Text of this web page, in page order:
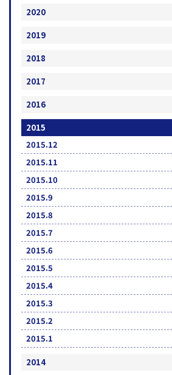
2020
2019
2018
2017
2016
2015
2015.12
2015.11
2015.10
2015.9
2015.8
2015.7
2015.6
2015.5
2015.4
2015.3
2015.2
2015.1
2014